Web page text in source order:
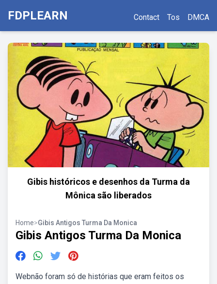
FDPLEARN Contact Tos DMCA
Gibis históricos e desenhos da Turma da
Mônica são liberados
Home>Gibis Antigos Turma Da Monica
Gibis Antigos Turma Da Monica
Webnão foram só de histórias que eram feitos os